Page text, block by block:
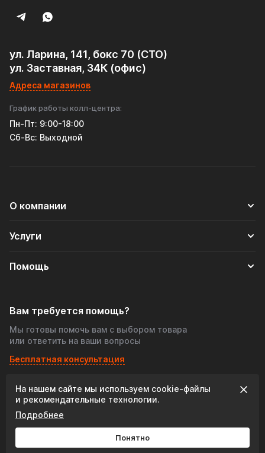
ул. Ларина, 141, бокс 70 (СТО)
ул. Заставная, 34К (офис)
Адреса магазинов
График работы колл-центра:
Пн-Пт: 9:00-18:00
Cб-Вс: Выходной
О компании
Услуги
Помощь
Вам требуется помощь?
Мы готовы помочь вам с выбором товара
или ответить на ваши вопросы
Бесплатная консультация
© 2026 «Tofris-shop», Все права защищены
На нашем сайте мы используем cookie‑файлы
и рекомендательные технологии.
Подробнее
Понятно